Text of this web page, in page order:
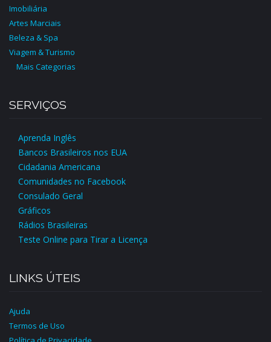
Imobiliária
Artes Marciais
Beleza & Spa
Viagem & Turismo
Mais Categorias
SERVIÇOS
Aprenda Inglês
Bancos Brasileiros nos EUA
Cidadania Americana
Comunidades no Facebook
Consulado Geral
Gráficos
Rádios Brasileiras
Teste Online para Tirar a Licença
LINKS ÚTEIS
Ajuda
Termos de Uso